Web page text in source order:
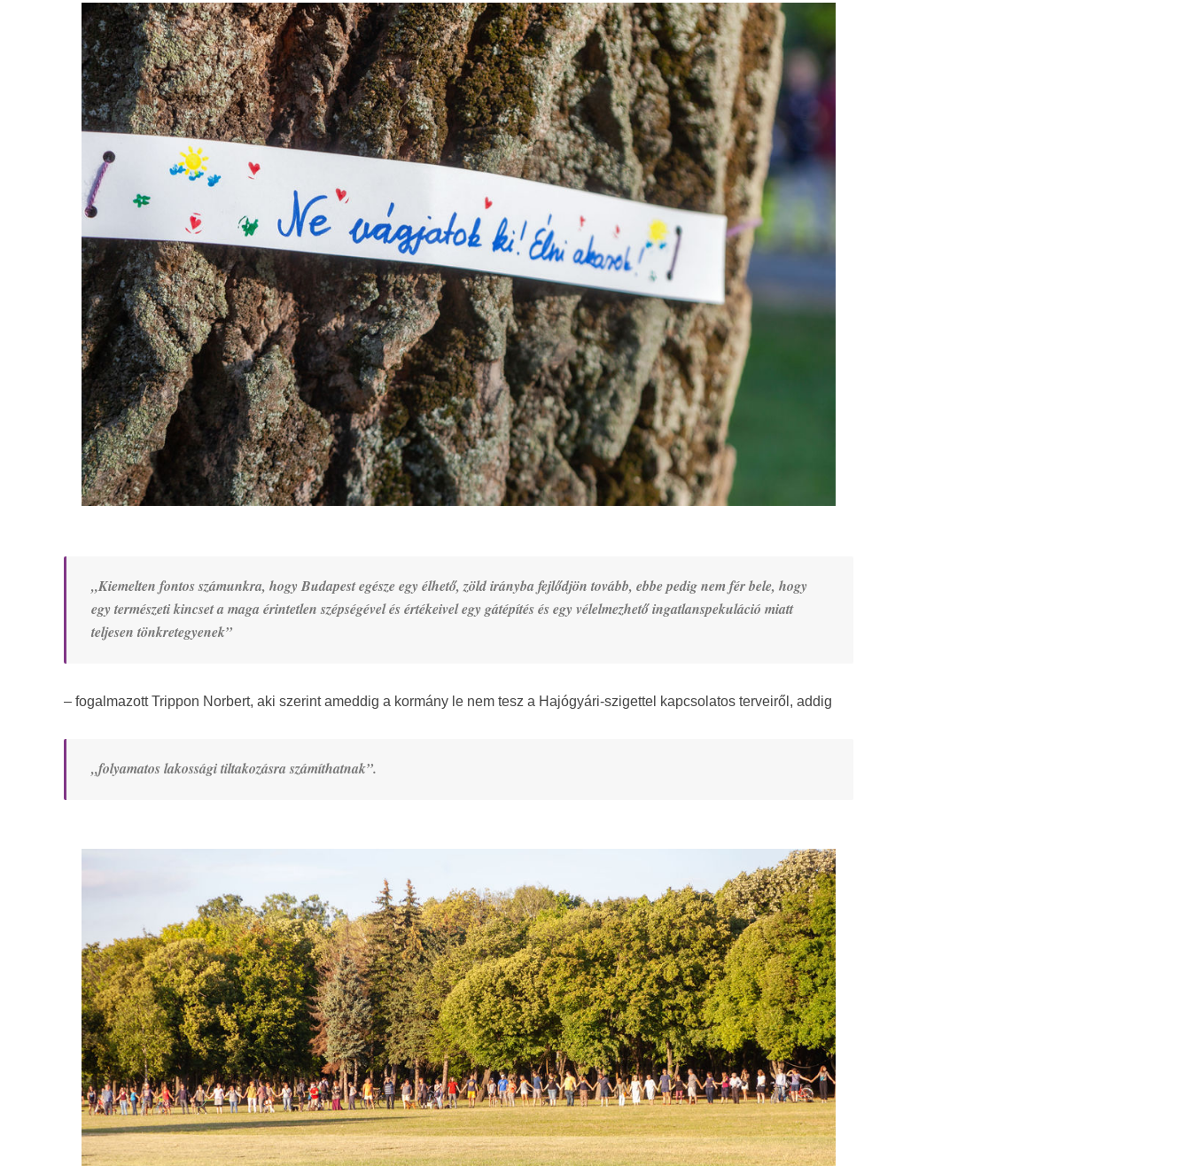
„Kiemelten fontos számunkra, hogy Budapest egésze egy élhető, zöld irányba fejlődjön tovább, ebbe pedig nem fér bele, hogy
egy természeti kincset a maga érintetlen szépségével és értékeivel egy gátépítés és egy vélelmezhető ingatlanspekuláció miatt
teljesen tönkretegyenek”
– fogalmazott Trippon Norbert, aki szerint ameddig a kormány le nem tesz a Hajógyári-szigettel kapcsolatos terveiről, addig
„folyamatos lakossági tiltakozásra számíthatnak”.